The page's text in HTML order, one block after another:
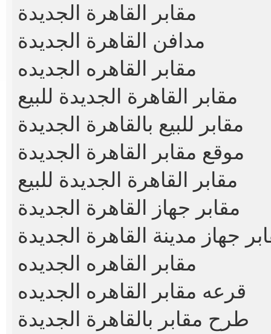
مقابر القاهرة الجديدة
مدافن القاهرة الجديدة
مقابر القاهره الجديده
مقابر القاهرة الجديدة للبيع
مقابر للبيع بالقاهرة الجديدة
موقع مقابر القاهرة الجديدة
مقابر القاهرة الجديدة للبيع
مقابر جهاز القاهرة الجديدة
جهاز مدينة القاهرة الجديدة
مقابر القاهره الجديده
قرعه مقابر القاهره الجديده
طرح مقابر بالقاهرة الجديدة